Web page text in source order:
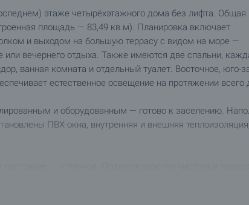
этаже четырёхэтажного дома без лифта. Общая
площадь — 83,49 кв.м). Планировка включает
и выходом на большую террасу с видом на море —
или вечернего отдыха. Также имеются две спальни,
ванная комната и отдельный туалет. Восточное, юго-
естественное освещение на протяжении всего
и оборудованным — готово к заселению.
ПВХ-окна, внутренняя и внешняя
парковка, также предусмотрена возможность